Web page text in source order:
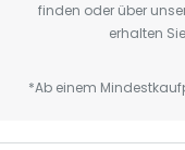
finden oder über
erhalten
*Ab einem